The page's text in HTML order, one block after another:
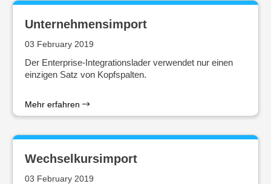
Unternehmensimport
03 February 2019
Der Enterprise-Integrationslader verwendet nur einen
einzigen Satz von Kopfspalten.
Mehr erfahren
Wechselkursimport
03 February 2019